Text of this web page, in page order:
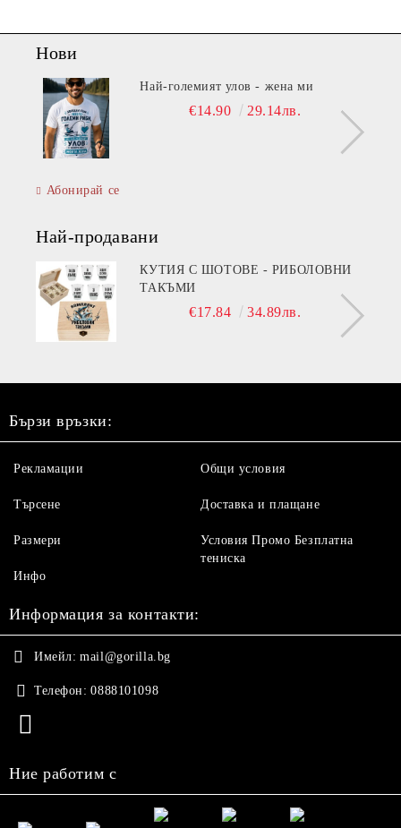
Нови
Най-големият улов - жена ми
€14.90 29.14лв.
Абонирай се
Най-продавани
КУТИЯ С ШОТОВЕ - РИБОЛОВНИ
ТАКЪМИ
€17.84 34.89лв.
Бързи връзки:
Рекламации
Търсене
Размери
Инфо
Общи условия
Доставка и плащане
Условия Промо Безплатна
тениска
Информация за контакти:
Имейл: mail@gorilla.bg
Телефон: 0888101098
Ние работим с